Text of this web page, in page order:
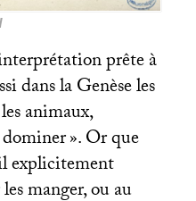
prête à
dans la Genèse les
animaux,
dominer». Or que
explicitement
manger, ou au